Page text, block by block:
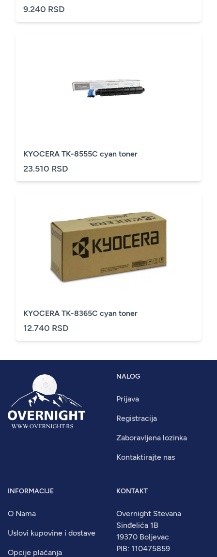
9.240 RSD
KYOCERA TK-8555C cyan toner
23.510 RSD
KYOCERA TK-8365C cyan toner
12.740 RSD
NALOG
Prijava
Registracija
Zaboravljena lozinka
Kontaktirajte nas
INFORMACIJE
O Nama
Uslovi kupovine i dostave
Opcije plaćanja
KONTAKT
Overnight Stevana
Sinđelića 1B
19370 Boljevac
PIB: 110475859